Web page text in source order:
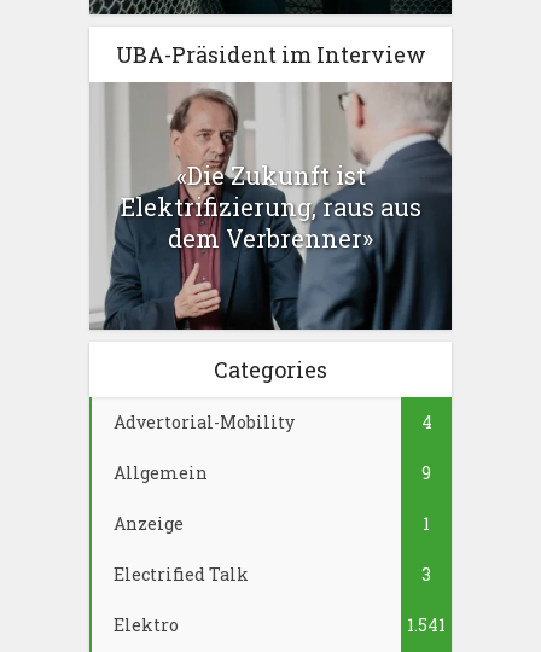
UBA-Präsident im Interview
«Die Zukunft ist
Elektrifizierung, raus aus
dem Verbrenner»
Categories
Advertorial-Mobility 4
Allgemein 9
Anzeige 1
Electrified Talk 3
Elektro 1.541